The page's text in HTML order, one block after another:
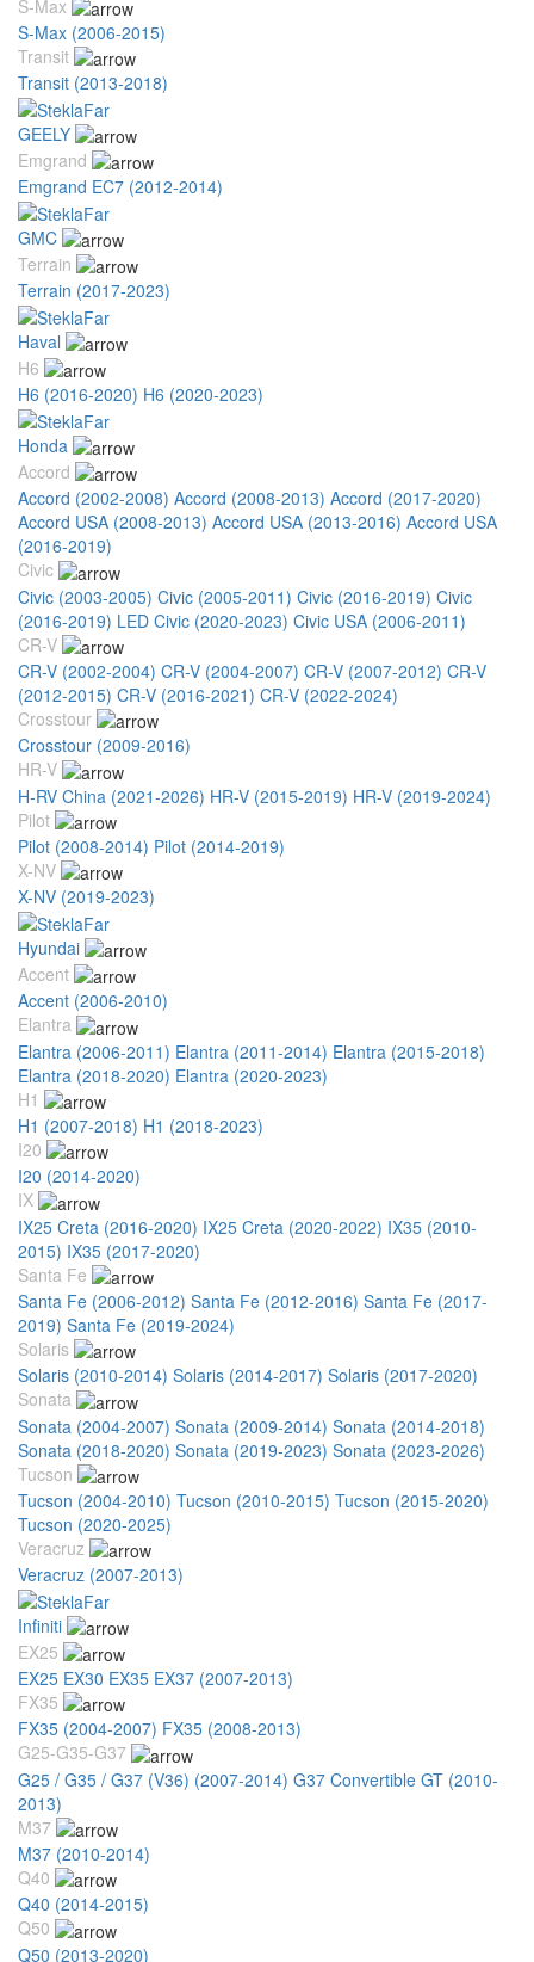
S-Max
S-Max (2006-2015)
Transit
Transit (2013-2018)
GEELY
Emgrand
Emgrand EC7 (2012-2014)
GMC
Terrain
Terrain (2017-2023)
Haval
H6
H6 (2016-2020) H6 (2020-2023)
Honda
Accord
Accord (2002-2008) Accord (2008-2013) Accord (2017-2020)
Accord USA (2008-2013) Accord USA (2013-2016) Accord USA
(2016-2019)
Civic
Civic (2003-2005) Civic (2005-2011) Civic (2016-2019) Civic
(2016-2019) LED Civic (2020-2023) Civic USA (2006-2011)
CR-V
CR-V (2002-2004) CR-V (2004-2007) CR-V (2007-2012) CR-V
(2012-2015) CR-V (2016-2021) CR-V (2022-2024)
Crosstour
Crosstour (2009-2016)
HR-V
H-RV China (2021-2026) HR-V (2015-2019) HR-V (2019-2024)
Pilot
Pilot (2008-2014) Pilot (2014-2019)
X-NV
X-NV (2019-2023)
Hyundai
Accent
Accent (2006-2010)
Elantra
Elantra (2006-2011) Elantra (2011-2014) Elantra (2015-2018)
Elantra (2018-2020) Elantra (2020-2023)
H1
H1 (2007-2018) H1 (2018-2023)
I20
I20 (2014-2020)
IX
IX25 Creta (2016-2020) IX25 Creta (2020-2022) IX35 (2010-
2015) IX35 (2017-2020)
Santa Fe
Santa Fe (2006-2012) Santa Fe (2012-2016) Santa Fe (2017-
2019) Santa Fe (2019-2024)
Solaris
Solaris (2010-2014) Solaris (2014-2017) Solaris (2017-2020)
Sonata
Sonata (2004-2007) Sonata (2009-2014) Sonata (2014-2018)
Sonata (2018-2020) Sonata (2019-2023) Sonata (2023-2026)
Tucson
Tucson (2004-2010) Tucson (2010-2015) Tucson (2015-2020)
Tucson (2020-2025)
Veracruz
Veracruz (2007-2013)
Infiniti
EX25
EX25 EX30 EX35 EX37 (2007-2013)
FX35
FX35 (2004-2007) FX35 (2008-2013)
G25-G35-G37
G25 / G35 / G37 (V36) (2007-2014) G37 Convertible GT (2010-
2013)
M37
M37 (2010-2014)
Q40
Q40 (2014-2015)
Q50
Q50 (2013-2020)